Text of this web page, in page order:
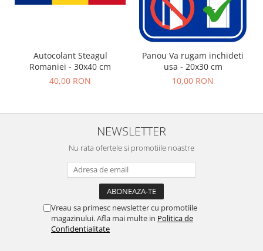
Autocolant Steagul
Romaniei - 30x40 cm
40,00 RON
Panou Va rugam inchideti
usa - 20x30 cm
10,00 RON
NEWSLETTER
Nu rata ofertele si promotiile noastre
Vreau sa primesc newsletter cu promotiile
magazinului. Afla mai multe in Politica de
Confidentialitate